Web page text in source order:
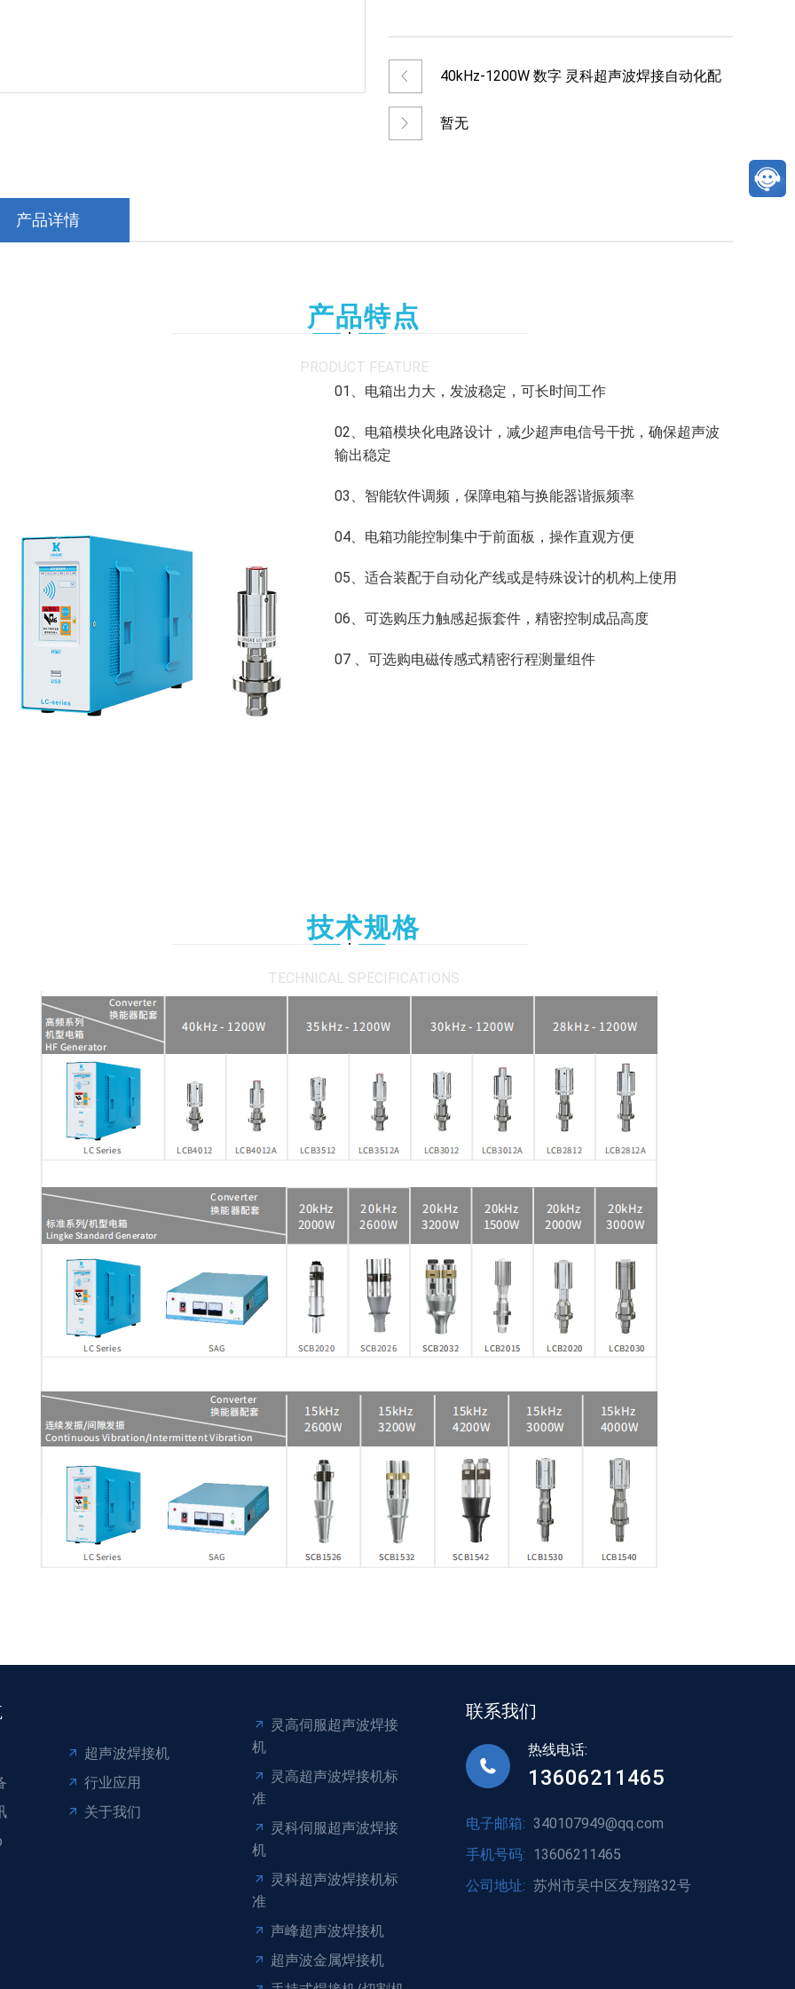
40kHz-1200W 数字 灵科超声波焊接自动化配
暂无
产品详情
产品特点
PRODUCT FEATURE
01、电箱出力大，发波稳定，可长时间工作
02、电箱模块化电路设计，减少超声电信号干扰，确保超声波
输出稳定
03、智能软件调频，保障电箱与换能器谐振频率
04、电箱功能控制集中于前面板，操作直观方便
05、适合装配于自动化产线或是特殊设计的机构上使用
06、可选购压力触感起振套件，精密控制成品高度
07 、可选购电磁传感式精密行程测量组件
技术规格
TECHNICAL SPECIFICATIONS
超声波焊接机
行业应用
关于我们
灵高伺服超声波焊接
机
灵高超声波焊接机标
准
灵科伺服超声波焊接
机
灵科超声波焊接机标
准
声峰超声波焊接机
超声波金属焊接机
联系我们
热线电话:
13606211465
电子邮箱: 340107949@qq.com
手机号码: 13606211465
公司地址: 苏州市吴中区友翔路32号